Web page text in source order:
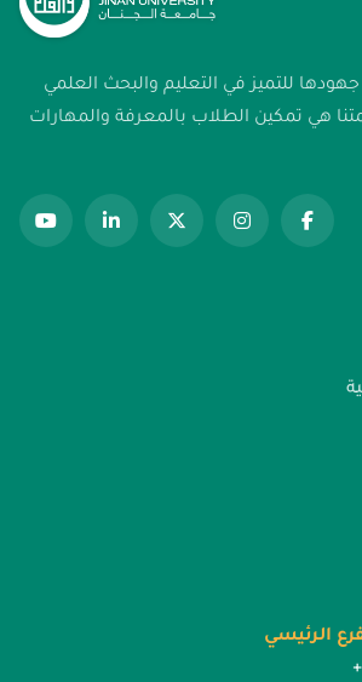
للتميز في التعليم والبحث العلمي
هي تمكين الطلاب بالمعرفة والمهارات
الرئيسي